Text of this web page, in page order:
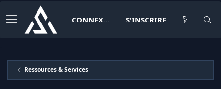
CONNEXION S'INSCRIRE
Ressources & Services